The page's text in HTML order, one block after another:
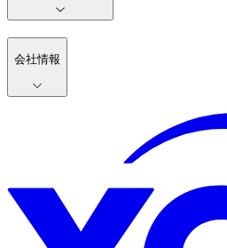
会社情報